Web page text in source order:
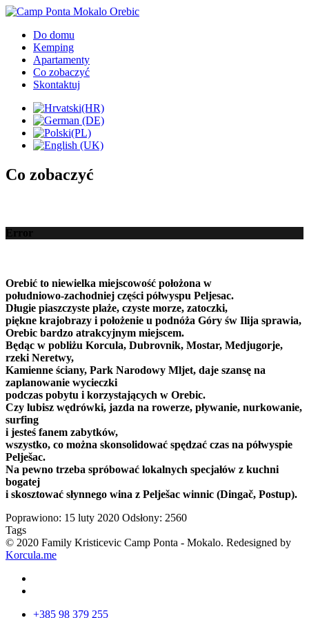
Do domu
Kemping
Apartamenty
Co zobaczyć
Skontaktuj
Co zobaczyć
Error
Orebić to niewielka miejscowość położona w
południowo-zachodniej części półwyspu Peljesac.
Długie piaszczyste plaże, czyste morze, zatoczki,
piękne krajobrazy i położenie u podnóża Góry św Ilija sprawia,
Orebic bardzo atrakcyjnym miejscem.
Będąc w pobliżu Korcula, Dubrovnik, Mostar, Medjugorje,
rzeki Neretwy,
Kamienne ściany, Park Narodowy Mljet, daje szansę na
zaplanowanie wycieczki
podczas pobytu i korzystających w Orebic.
Czy lubisz wędrówki, jazda na rowerze, pływanie, nurkowanie,
surfing
i jesteś fanem zabytków,
wszystko, co można skonsolidować spędzać czas na półwyspie
Pelješac.
Na pewno trzeba spróbować lokalnych specjałów z kuchni
bogatej
i skosztować słynnego wina z Pelješac winnic (Dingač, Postup).
Poprawiono: 15 luty 2020 Odsłony: 2560
Tags
© 2020 Family Kristicevic Camp Ponta - Mokalo. Redesigned by
Korcula.me
+385 98 379 255